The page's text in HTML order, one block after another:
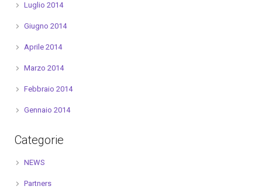
Luglio 2014
Giugno 2014
Aprile 2014
Marzo 2014
Febbraio 2014
Gennaio 2014
Categorie
NEWS
Partners